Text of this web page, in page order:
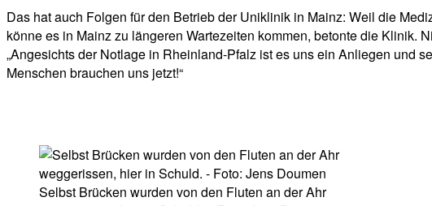
Das hat auch Folgen für den Betrieb der Uniklinik in Mainz: Weil die
könne es in Mainz zu längeren Wartezeiten kommen, betonte die
„Angesichts der Notlage in Rheinland-Pfalz ist es uns ein Anliegen und
Menschen brauchen uns jetzt!“
Selbst Brücken wurden von den Fluten an der Ahr